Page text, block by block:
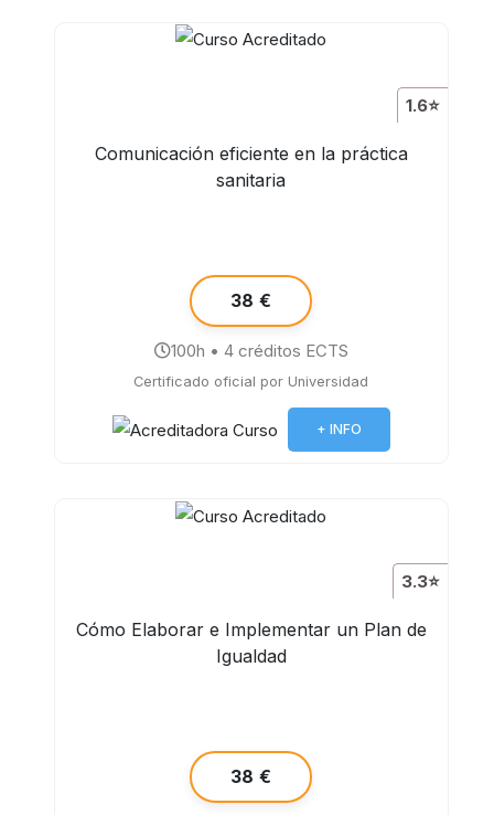
1.6⭐
Comunicación eficiente en la práctica
sanitaria
38 €
100h • 4 créditos ECTS
Certificado oficial por Universidad
+ INFO
3.3⭐
Cómo Elaborar e Implementar un Plan de
Igualdad
38 €